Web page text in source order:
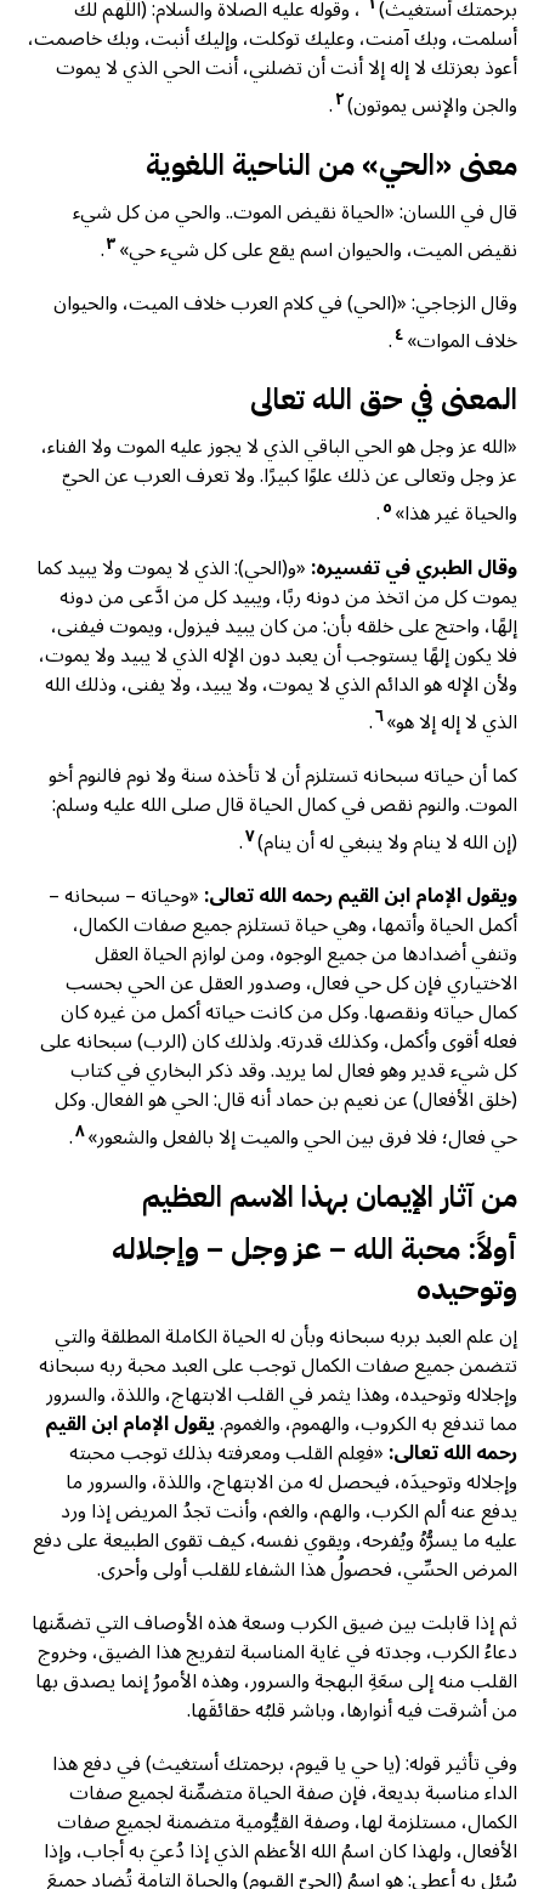
برحمتك أستغيث) ، وقوله عليه الصلاة والسلام: (اللَّهم لك
أسلمت، وبك آمنت، وعليك توكلت، وإليك أنبت، وبك خاصمت،
أعوذ بعزتك لا إله إلا أنت أن تضلني، أنت الحي الذي لا يموت
والجن والإنس يموتون)٢.
معنى «الحي» من الناحية اللغوية
قال في اللسان: «الحياة نقيض الموت.. والحي من كل شيء
نقيض الميت، والحيوان اسم يقع على كل شيء حي»٣.
وقال الزجاجي: «(الحي) في كلام العرب خلاف الميت، والحيوان
خلاف الموات»٤.
المعنى في حق الله تعالى
«الله عز وجل هو الحي الباقي الذي لا يجوز عليه الموت ولا الفناء،
عز وجل وتعالى عن ذلك علوًا كبيرًا. ولا تعرف العرب عن الحيّ
والحياة غير هذا»٥.
وقال الطبري في تفسيره:«و(الحي): الذي لا يموت ولا يبيد كما
يموت كل من اتخذ من دونه ربًا، ويبيد كل من ادَّعى من دونه
إلهًا، واحتج على خلقه بأن: من كان يبيد فيزول، ويموت فيفنى،
فلا يكون إلهًا يستوجب أن يعبد دون الإله الذي لا يبيد ولا يموت،
ولأن الإله هو الدائم الذي لا يموت، ولا يبيد، ولا يفنى، وذلك الله
الذي لا إله إلا هو»٦.
كما أن حياته سبحانه تستلزم أن لا تأخذه سنة ولا نوم فالنوم أخو
الموت. والنوم نقص في كمال الحياة قال صلى الله عليه وسلم:
(إن الله لا ينام ولا ينبغي له أن ينام)٧.
ويقول الإمام ابن القيم رحمه الله تعالى:«وحياته – سبحانه –
أكمل الحياة وأتمها، وهي حياة تستلزم جميع صفات الكمال،
وتنفي أضدادها من جميع الوجوه، ومن لوازم الحياة العقل
الاختياري فإن كل حي فعال، وصدور العقل عن الحي بحسب
كمال حياته ونقصها. وكل من كانت حياته أكمل من غيره كان
فعله أقوى وأكمل، وكذلك قدرته. ولذلك كان (الرب) سبحانه على
كل شيء قدير وهو فعال لما يريد. وقد ذكر البخاري في كتاب
(خلق الأفعال) عن نعيم بن حماد أنه قال: الحي هو الفعال. وكل
حي فعال؛ فلا فرق بين الحي والميت إلا بالفعل والشعور»٨.
من آثار الإيمان بهذا الاسم العظيم
أولاً: محبة الله – عز وجل – وإجلاله
وتوحيده
إن علم العبد بربه سبحانه وبأن له الحياة الكاملة المطلقة والتي
تتضمن جميع صفات الكمال توجب على العبد محبة ربه سبحانه
وإجلاله وتوحيده، وهذا يثمر في القلب الابتهاج، واللذة، والسرور
مما تندفع به الكروب، والهموم، والغموم.يقول الإمام ابن القيم
رحمه الله تعالى:«فعِلم القلب ومعرفته بذلك توجب محبته
وإجلاله وتوحيدَه، فيحصل له من الابتهاج، واللذة، والسرور ما
يدفع عنه ألم الكرب، والهم، والغم، وأنت تجدُ المريض إذا ورد
عليه ما يسرُّهُ ويُفرحه، ويقوي نفسه، كيف تقوى الطبيعة على دفع
المرض الحسِّي، فحصولُ هذا الشفاء للقلب أولى وأحرى.
ثم إذا قابلت بين ضيق الكرب وسعة هذه الأوصاف التي تضمَّنها
دعاءُ الكرب، وجدته في غاية المناسبة لتفريج هذا الضيق، وخروج
القلب منه إلى سعَةِ البهجة والسرور، وهذه الأمورُ إنما يصدق بها
من أشرقت فيه أنوارها، وباشر قلبُه حقائقَها.
وفي تأثير قوله: (يا حي يا قيوم، برحمتك أستغيث) في دفع هذا
الداء مناسبة بديعة، فإن صفة الحياة متضمِّنة لجميع صفات
الكمال، مستلزمة لها، وصفة القيُّومية متضمنة لجميع صفات
الأفعال، ولهذا كان اسمُ الله الأعظم الذي إذا دُعيَ به أجاب، وإذا
سُئل به أعطى: هو اسمُ (الحيّ القيوم) والحياة التامة تُضاد جميعَ